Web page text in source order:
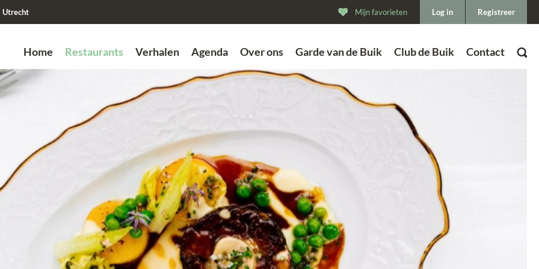
Utrecht Registreer
Log in
Mijn favorieten
Home Restaurants Verhalen Agenda Over ons Garde van de Buik Club de Buik Contact
Zoek
ZOEK